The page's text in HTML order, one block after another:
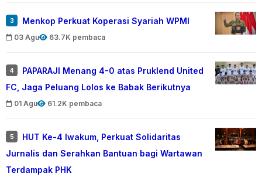
3 Menkop Perkuat Koperasi Syariah WPMI
03 Agu 63.7K pembaca
4
PAPARAJI Menang 4-0 atas Pruklend United
FC, Jaga Peluang Lolos ke Babak Berikutnya
01 Agu 61.2K pembaca
5
HUT Ke-4 Iwakum, Perkuat Solidaritas
Jurnalis dan Serahkan Bantuan bagi Wartawan
Terdampak PHK